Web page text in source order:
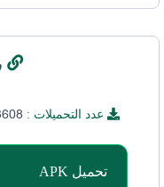
عدد التحميلات :
تحميل APK